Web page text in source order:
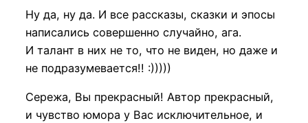
Ну да, ну да. И все рассказы, сказки и эпосы
написались совершенно случайно, ага.
И талант в них не то, что не виден, но даже и
не подразумевается!! :)))))
Сережа, Вы прекрасный! Автор прекрасный,
и чувство юмора у Вас исключительное, и